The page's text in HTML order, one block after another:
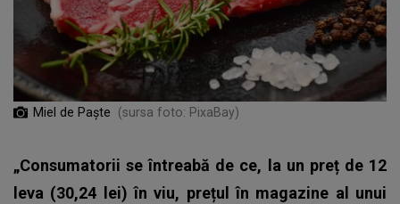
Miel de Paște (sursa foto: PixaBay)
„Consumatorii se întreabă de ce, la un preț de 12
leva (30,24 lei) în viu, prețul în magazine al unui